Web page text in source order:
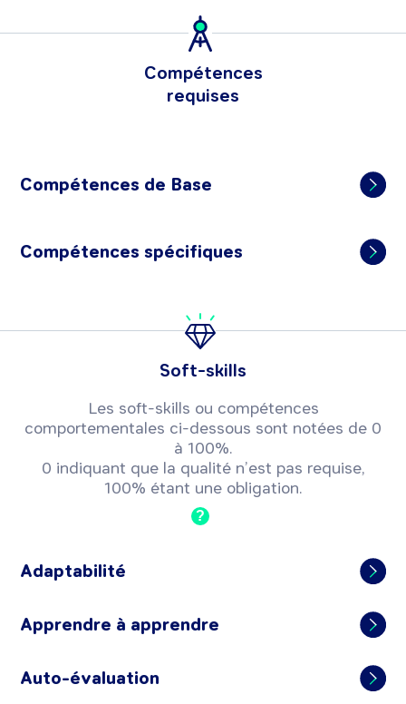
Compétences
requises
Compétences de Base
Compétences spécifiques
Soft-skills
Les soft-skills ou compétences
comportementales ci-dessous sont notées de 0
à 100%.
0 indiquant que la qualité n’est pas requise,
100% étant une obligation.
?
Adaptabilité
Apprendre à apprendre
Auto-évaluation